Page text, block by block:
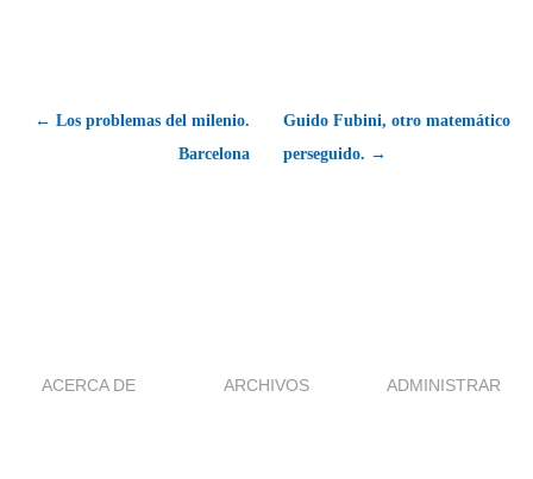
← Los problemas del milenio.
Barcelona
Guido Fubini, otro matemático
perseguido. →
ACERCA DE ARCHIVOS ADMINISTRAR